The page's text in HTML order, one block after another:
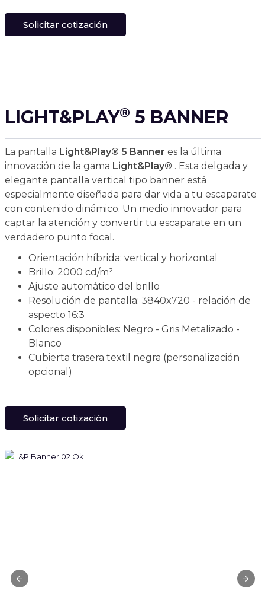
Solicitar cotización
LIGHT&PLAY® 5 BANNER
La pantalla Light&Play® 5 Banner es la última
innovación de la gama Light&Play® . Esta delgada y
elegante pantalla vertical tipo banner está
especialmente diseñada para dar vida a tu escaparate
con contenido dinámico. Un medio innovador para
captar la atención y convertir tu escaparate en un
verdadero punto focal.
Orientación híbrida: vertical y horizontal
Brillo: 2000 cd/m²
Ajuste automático del brillo
Resolución de pantalla: 3840x720 - relación de
aspecto 16:3
Colores disponibles: Negro - Gris Metalizado -
Blanco
Cubierta trasera textil negra (personalización
opcional)
Solicitar cotización